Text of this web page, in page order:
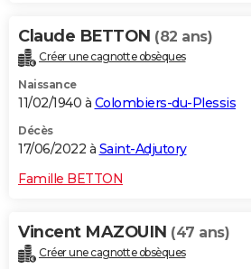
Claude BETTON (82 ans)
Créer une cagnotte obsèques
Naissance
11/02/1940 à Colombiers-du-Plessis
Décès
17/06/2022 à Saint-Adjutory
Famille BETTON
Vincent MAZOUIN (47 ans)
Créer une cagnotte obsèques